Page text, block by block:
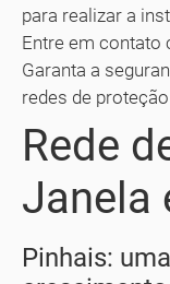
para realizar a
Entre em contato
Garanta a
redes de
Rede
Janela
Pinhais: